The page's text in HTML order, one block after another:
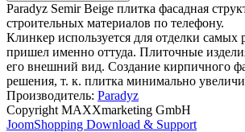
Paradyz Semir Beige плитка фасадная
строительных материалов по телефону.
Клинкер используется для отделки
пришел именно оттуда. Плиточные
его внешний вид. Создание кирпичного
решения, т. к. плитка минимально
Производитель: Paradyz
Copyright MAXXmarketing GmbH
JoomShopping Download & Support